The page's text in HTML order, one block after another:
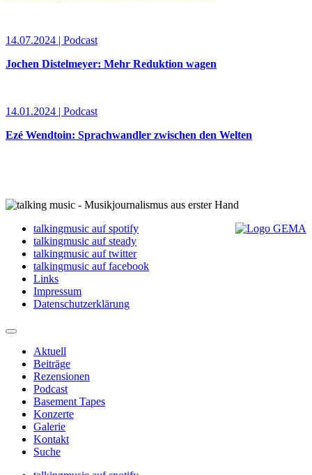
14.07.2024 | Podcast
Jochen Distelmeyer: Mehr Reduktion wagen
14.01.2024 | Podcast
Ezé Wendtoin: Sprachwandler zwischen den Welten
talkingmusic auf spotify
talkingmusic auf steady
talkingmusic auf twitter
talkingmusic auf facebook
Links
Impressum
Datenschutzerklärung
Aktuell
Beiträge
Rezensionen
Podcast
Basement Tapes
Konzerte
Galerie
Kontakt
Suche